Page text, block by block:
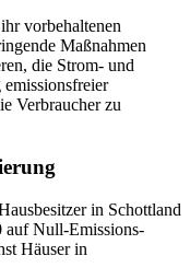
vorbehaltenen
Maßnahmen
die Strom- und
Verbraucher zu
in Schottland
auf Null-Emissions-
Häuser in